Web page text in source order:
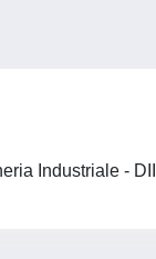
Industriale - DII